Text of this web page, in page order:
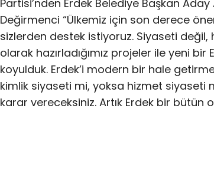
Partisi’nden Erdek Belediye Başkan
Değirmenci “Ülkemiz için son derece
sizlerden destek istiyoruz. Siyaseti
olarak hazırladığımız projeler ile yeni bir
koyulduk. Erdek’i modern bir hale
kimlik siyaseti mi, yoksa hizmet siyaseti
karar vereceksiniz. Artık Erdek bir bütün